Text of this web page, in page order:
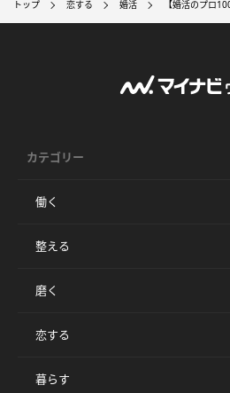
トップ 恋する 婚活 【婚活のプロ
カテゴリー
働く
整える
磨く
恋する
暮らす